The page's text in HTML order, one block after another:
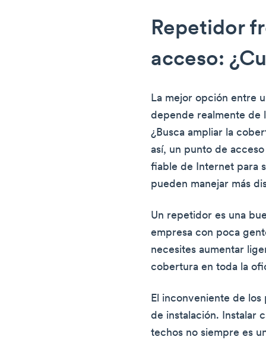
Repetidor
acceso:
La mejor opción entre
depende realmente de
¿Busca ampliar la
así, un punto de
fiable de Internet para
pueden manejar más
Un repetidor es una
empresa con poca
necesites aumentar
cobertura en toda la
El inconveniente de
de instalación. Instalar
techos no siempre es